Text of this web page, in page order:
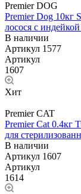
Premier DOG
Premier Dog 10кг
лосося с
В наличии
Артикул 1577
Артикул
1607
Хит
Premier CAT
Premier Cat 0.4кг
для
В наличии
Артикул 1607
Артикул
1614